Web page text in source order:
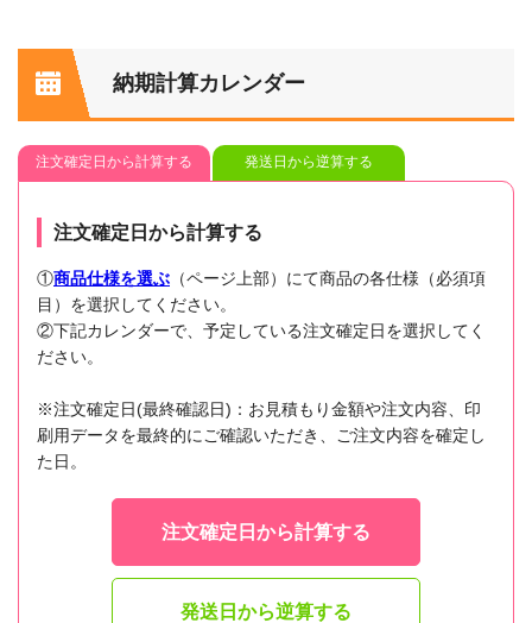
納期計算カレンダー
注文確定日から計算する 発送日から逆算する
注文確定日から計算する
①商品仕様を選ぶ （ページ上部）にて商品の各仕様（必須項
目）を選択してください。
②下記カレンダーで、予定している注文確定日を選択してく
ださい。
※注文確定日(最終確認日)：お見積もり金額や注文内容、印
刷用データを最終的にご確認いただき、ご注文内容を確定し
た日。
注文確定日から計算する
発送日から逆算する